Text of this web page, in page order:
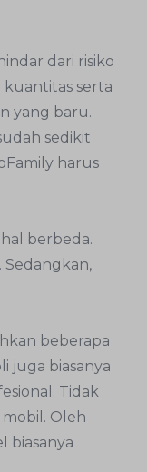
dari risiko
serta
yang baru.
sedikit
harus
berbeda.
beberapa
juga biasanya
Tidak
Oleh
biasanya